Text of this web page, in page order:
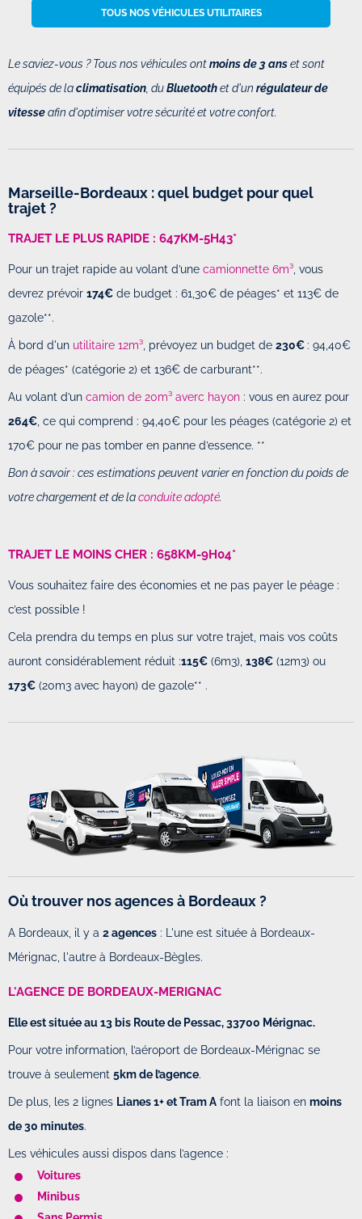
TOUS NOS VÉHICULES UTILITAIRES
Le saviez-vous ? Tous nos véhicules ontmoins de 3 anset sont
équipés de laclimatisation, duBluetoothet d'un régulateur de
vitesseafin d'optimiser votre sécurité et votre confort.
Marseille-Bordeaux : quel budget pour quel
trajet ?
TRAJET LE PLUS RAPIDE : 647KM-5H43*
Pour un trajet rapide au volant d’une camionnette 6m³, vous
devrez prévoir 174€ de budget : 61,30€ de péages* et 113€ de
gazole**.
À bord d'un utilitaire 12m³, prévoyez un budget de 230€ : 94,40€
de péages* (catégorie 2) et 136€ de carburant**.
Au volant d’un camion de 20m³ averc hayon : vous en aurez pour
264€, ce qui comprend : 94,40€ pour les péages (catégorie 2) et
170€ pour ne pas tomber en panne d’essence. **
Bon à savoir : ces estimations peuvent varier en fonction du poids de
votre chargement et de laconduite adopté.
TRAJET LE MOINS CHER : 658KM-9H04*
Vous souhaitez faire des économies et ne pas payer le péage :
c’est possible !
Cela prendra du temps en plus sur votre trajet, mais vos coûts
auront considérablement réduit :115€ (6m3), 138€ (12m3) ou
173€ (20m3 avec hayon) de gazole** .
Où trouver nos agences à Bordeaux ?
A Bordeaux, il y a 2 agences : L'une est située à Bordeaux-
Mérignac, l'autre à Bordeaux-Bègles.
L'AGENCE DE BORDEAUX-MERIGNAC
Elle est située au 13 bis Route de Pessac, 33700 Mérignac.
Pour votre information, l’aéroport de Bordeaux-Mérignac se
trouve à seulement 5km de l’agence.
De plus, les 2 lignes Lianes 1+ et Tram A font la liaison en moins
de 30 minutes.
Les véhicules aussi dispos dans l’agence :
Voitures
Minibus